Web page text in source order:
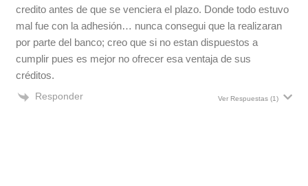
credito antes de que se venciera el plazo. Donde todo estuvo
mal fue con la adhesión… nunca consegui que la realizaran
por parte del banco; creo que si no estan dispuestos a
cumplir pues es mejor no ofrecer esa ventaja de sus
créditos.
Responder Ver Respuestas(1)